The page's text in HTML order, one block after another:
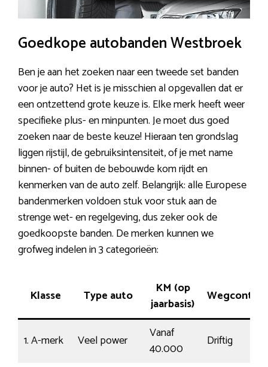
Goedkope autobanden Westbroek
Ben je aan het zoeken naar een tweede set banden
voor je auto? Het is je misschien al opgevallen dat er
een ontzettend grote keuze is. Elke merk heeft weer
specifieke plus- en minpunten. Je moet dus goed
zoeken naar de beste keuze! Hieraan ten grondslag
liggen rijstijl, de gebruiksintensiteit, of je met name
binnen- of buiten de bebouwde kom rijdt en
kenmerken van de auto zelf. Belangrijk: alle Europese
bandenmerken voldoen stuk voor stuk aan de
strenge wet- en regelgeving, dus zeker ook de
goedkoopste banden. De merken kunnen we
grofweg indelen in 3 categorieën:
Klasse Type auto
KM (op
jaarbasis)
Wegcontact
1. A-merk Veel power
Vanaf
40.000
Driftig